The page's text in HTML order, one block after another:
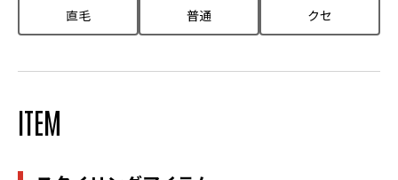
直毛 普通 クセ
ITEM